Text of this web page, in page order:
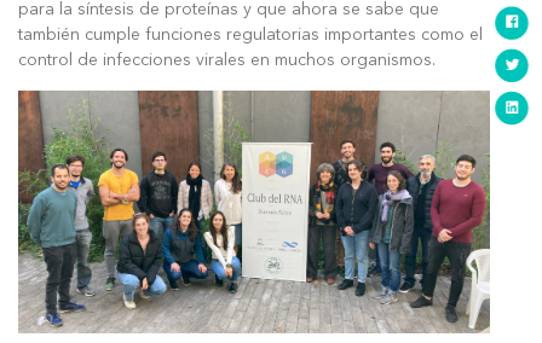
para la síntesis de proteínas y que ahora se sabe que
también cumple funciones regulatorias importantes como el
control de infecciones virales en muchos organismos.